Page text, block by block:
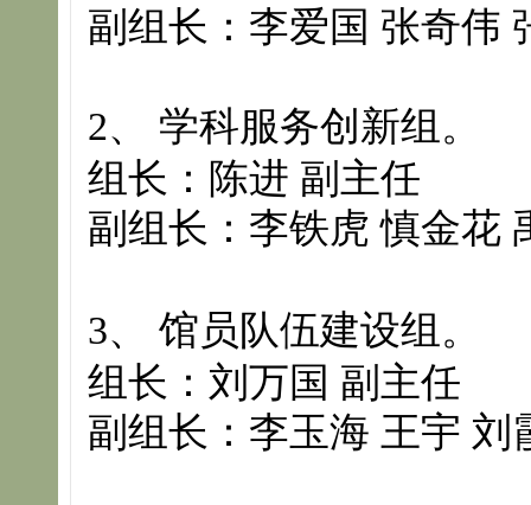
副组长：李爱国 张奇伟
2、 学科服务创新组。
组长：陈进 副主任
副组长 ：李铁虎 慎金花
3、 馆员队伍建设组。
组长：刘万国 副主任
副组长 ：李玉海 王宇